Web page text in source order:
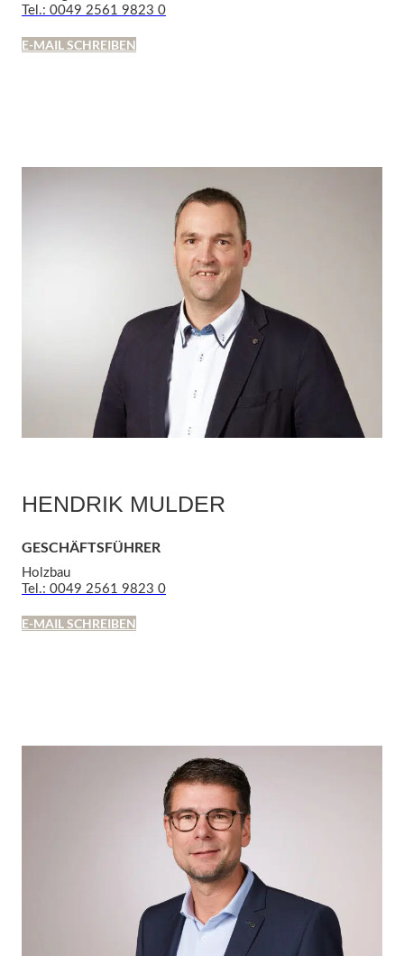
Tel.: 0049 2561 9823 0
E-MAIL SCHREIBEN
HENDRIK MULDER
GESCHÄFTSFÜHRER
Holzbau
Tel.: 0049 2561 9823 0
E-MAIL SCHREIBEN